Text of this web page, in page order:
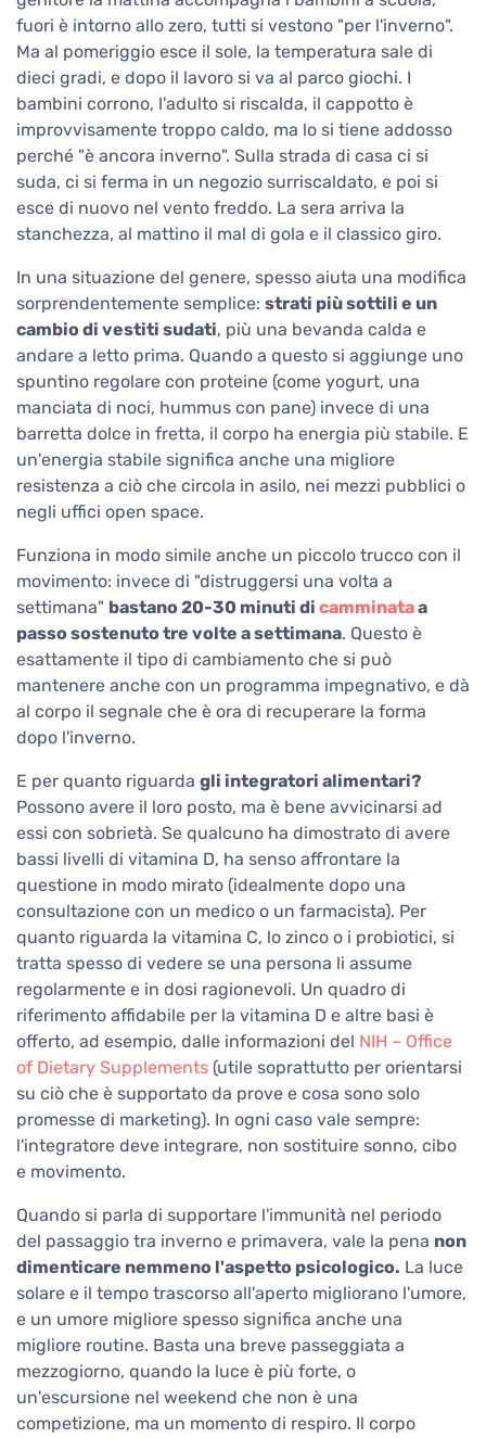
fuori è intorno allo zero, tutti si vestono "per l'inverno".
Ma al pomeriggio esce il sole, la temperatura sale di
dieci gradi, e dopo il lavoro si va al parco giochi. I
bambini corrono, l'adulto si riscalda, il cappotto è
improvvisamente troppo caldo, ma lo si tiene addosso
perché "è ancora inverno". Sulla strada di casa ci si
suda, ci si ferma in un negozio surriscaldato, e poi si
esce di nuovo nel vento freddo. La sera arriva la
stanchezza, al mattino il mal di gola e il classico giro.
In una situazione del genere, spesso aiuta una modifica
sorprendentemente semplice: strati più sottili e un
cambio di vestiti sudati, più una bevanda calda e
andare a letto prima. Quando a questo si aggiunge uno
spuntino regolare con proteine (come yogurt, una
manciata di noci, hummus con pane) invece di una
barretta dolce in fretta, il corpo ha energia più stabile. E
un'energia stabile significa anche una migliore
resistenza a ciò che circola in asilo, nei mezzi pubblici o
negli uffici open space.
Funziona in modo simile anche un piccolo trucco con il
movimento: invece di "distruggersi una volta a
settimana" bastano 20-30 minuti di camminataa
passo sostenuto tre volte a settimana. Questo è
esattamente il tipo di cambiamento che si può
mantenere anche con un programma impegnativo, e dà
al corpo il segnale che è ora di recuperare la forma
dopo l'inverno.
E per quanto riguarda gli integratori alimentari?
Possono avere il loro posto, ma è bene avvicinarsi ad
essi con sobrietà. Se qualcuno ha dimostrato di avere
bassi livelli di vitamina D, ha senso affrontare la
questione in modo mirato (idealmente dopo una
consultazione con un medico o un farmacista). Per
quanto riguarda la vitamina C, lo zinco o i probiotici, si
tratta spesso di vedere se una persona li assume
regolarmente e in dosi ragionevoli. Un quadro di
riferimento affidabile per la vitamina D e altre basi è
offerto, ad esempio, dalle informazioni del NIH – Office
of Dietary Supplements (utile soprattutto per orientarsi
su ciò che è supportato da prove e cosa sono solo
promesse di marketing). In ogni caso vale sempre:
l'integratore deve integrare, non sostituire sonno, cibo
e movimento.
Quando si parla di supportare l'immunità nel periodo
del passaggio tra inverno e primavera, vale la pena non
dimenticare nemmeno l'aspetto psicologico. La luce
solare e il tempo trascorso all'aperto migliorano l'umore,
e un umore migliore spesso significa anche una
migliore routine. Basta una breve passeggiata a
mezzogiorno, quando la luce è più forte, o
un'escursione nel weekend che non è una
competizione, ma un momento di respiro. Il corpo